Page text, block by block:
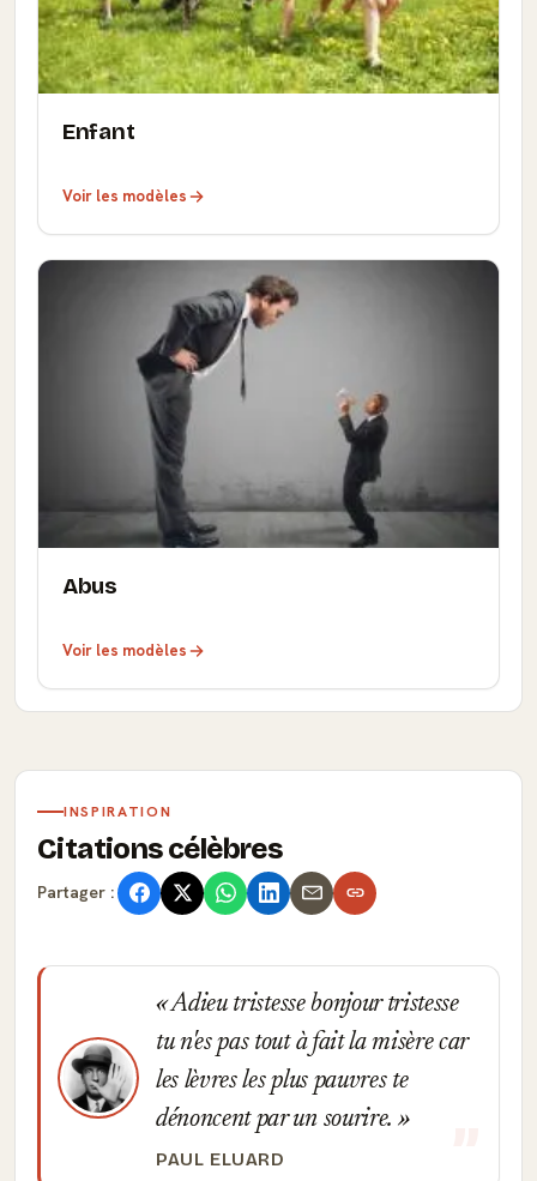
Enfant
Voir les modèles
Abus
Voir les modèles
INSPIRATION
Citations célèbres
Partager :
Adieu tristesse bonjour tristesse
tu n'es pas tout à fait la misère car
les lèvres les plus pauvres te
dénoncent par un sourire.
PAUL ELUARD